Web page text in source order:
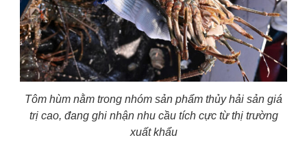
Tôm hùm nằm trong nhóm sản phẩm thủy hải sản giá
trị cao, đang ghi nhận nhu cầu tích cực từ thị trường
xuất khẩu